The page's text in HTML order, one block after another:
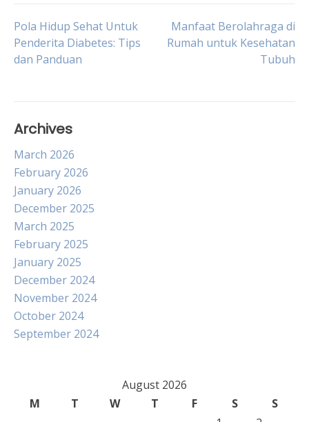
Post
navigation
Pola Hidup Sehat Untuk
Penderita Diabetes: Tips
dan Panduan
Manfaat Berolahraga di
Rumah untuk Kesehatan
Tubuh
Archives
March 2026
February 2026
January 2026
December 2025
March 2025
February 2025
January 2025
December 2024
November 2024
October 2024
September 2024
August 2026
M
T W T F S
S